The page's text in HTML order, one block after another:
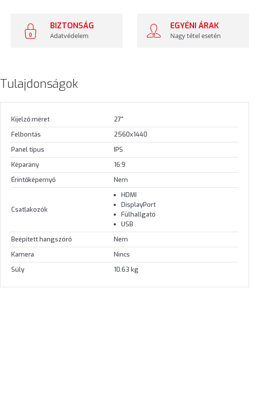
BIZTONSÁG
Adatvédelem
EGYÉNI ÁRAK
Nagy tétel esetén
Tulajdonságok
Kijelző méret
27"
Felbontás
2560x1440
Panel típus
IPS
Képarány
16:9
Érintőképernyő
Nem
Csatlakozók
HDMI
DisplayPort
Fülhallgató
USB
Beépített hangszóró
Nem
Kamera
Nincs
Súly
10.63 kg